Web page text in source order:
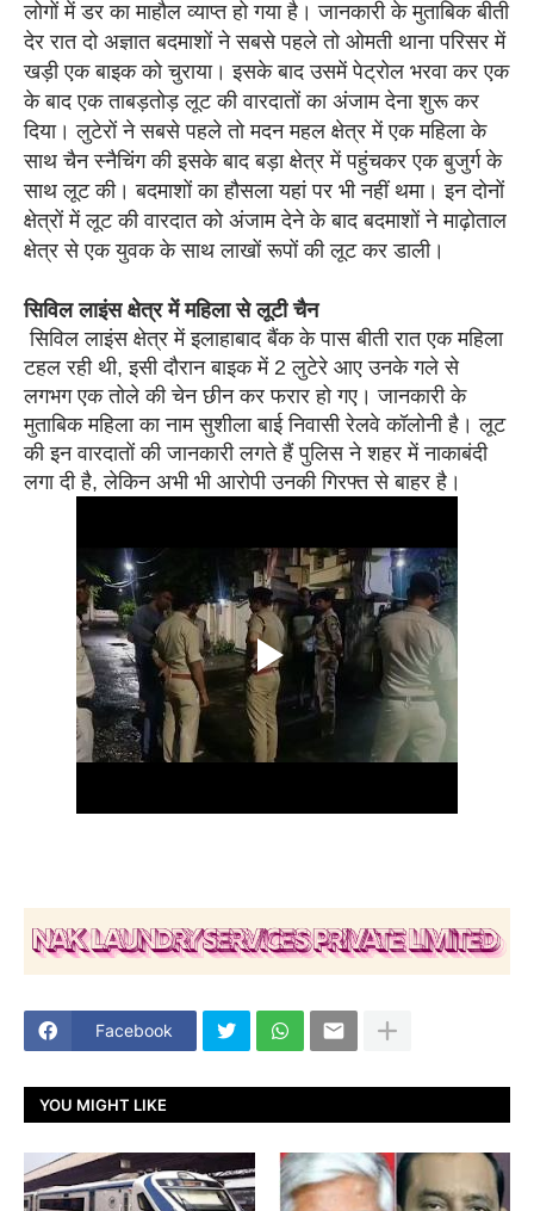
लोगों में डर का माहौल व्याप्त हो गया है। जानकारी के मुताबिक बीती
देर रात दो अज्ञात बदमाशों ने सबसे पहले तो ओमती थाना परिसर में
खड़ी एक बाइक को चुराया। इसके बाद उसमें पेट्रोल भरवा कर एक
के बाद एक ताबड़तोड़ लूट की वारदातों का अंजाम देना शुरू कर
दिया। लुटेरों ने सबसे पहले तो मदन महल क्षेत्र में एक महिला के
साथ चैन स्नैचिंग की इसके बाद बड़ा क्षेत्र में पहुंचकर एक बुजुर्ग के
साथ लूट की। बदमाशों का हौसला यहां पर भी नहीं थमा। इन दोनों
क्षेत्रों में लूट की वारदात को अंजाम देने के बाद बदमाशों ने माढ़ोताल
क्षेत्र से एक युवक के साथ लाखों रूपों की लूट कर डाली।
सिविल लाइंस क्षेत्र में महिला से लूटी चैन
सिविल लाइंस क्षेत्र में इलाहाबाद बैंक के पास बीती रात एक महिला
टहल रही थी, इसी दौरान बाइक में 2 लुटेरे आए उनके गले से
लगभग एक तोले की चेन छीन कर फरार हो गए। जानकारी के
मुताबिक महिला का नाम सुशीला बाई निवासी रेलवे कॉलोनी है। लूट
की इन वारदातों की जानकारी लगते हैं पुलिस ने शहर में नाकाबंदी
लगा दी है, लेकिन अभी भी आरोपी उनकी गिरफ्त से बाहर है।
Facebook
YOU MIGHT LIKE